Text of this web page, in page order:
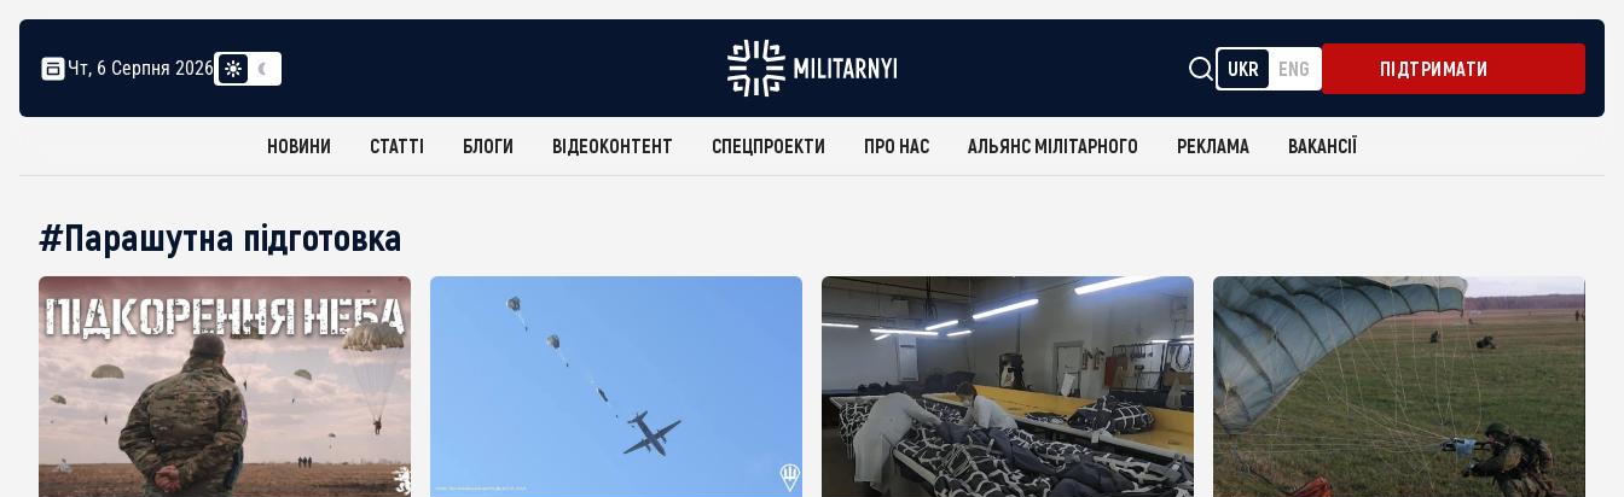
Чт, 6 Серпня 2026 UKR ENG ПІДТРИМАТИ
НОВИНИ СТАТТІ БЛОГИ ВІДЕОКОНТЕНТ СПЕЦПРОЕКТИ ПРО НАС АЛЬЯНС МІЛІТАРНОГО РЕКЛАМА ВАКАНСІЇ
#Парашутна підготовка